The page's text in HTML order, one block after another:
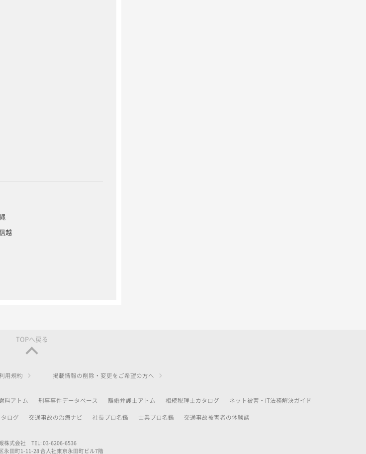
越
TOPへ戻る
用規約 掲載情報の削除・変更をご希望の方へ
料アトム 刑事事件データベース 離婚弁護士アトム 相続税理士カタログ ネット被害・IT法務解決ガイド
ログ 交通事故の治療ナビ 社長プロ名鑑 士業プロ名鑑 交通事故被害者の体験談
株式会社 TEL: 03-6206-6536
永田町1-11-28 合人社東京永田町ビル7階